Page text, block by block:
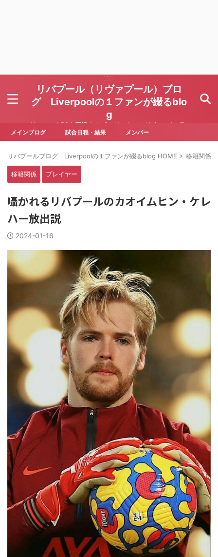
リバプール（リヴァプール）ブロ
グ Liverpoolの１ファンが綴るblo
g
Liverpool FCを応援するブログです Written by To
ru Yoda
メインブログ 試合日程・結果 メンバー
リバプールブログ Liverpoolの１ファンが綴るblog HOME > 移籍関係
移籍関係 プレイヤー
囁かれるリバプールのカオイムヒン・ケレ
ハー放出説
2024-01-16